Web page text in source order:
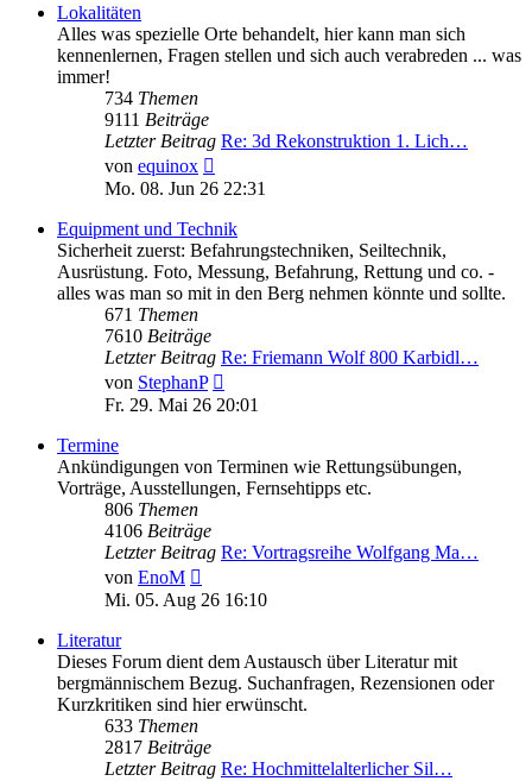
Lokalitäten
Alles was spezielle Orte behandelt, hier kann man sich
kennenlernen, Fragen stellen und sich auch verabreden ... was
immer!
734 Themen
9111 Beiträge
Letzter Beitrag Re: 3d Rekonstruktion 1. Lich…
von equinox
Beitrag
Mo. 08. Jun 26 22:31
Equipment und Technik
Sicherheit zuerst: Befahrungstechniken, Seiltechnik,
Ausrüstung. Foto, Messung, Befahrung, Rettung und co. -
alles was man so mit in den Berg nehmen könnte und sollte.
671 Themen
7610 Beiträge
Letzter Beitrag Re: Friemann Wolf 800 Karbidl…
von StephanP
Beitrag
Fr. 29. Mai 26 20:01
Termine
Ankündigungen von Terminen wie Rettungsübungen,
Vorträge, Ausstellungen, Fernsehtipps etc.
806 Themen
4106 Beiträge
Letzter Beitrag Re: Vortragsreihe Wolfgang Ma…
von EnoM
Beitrag
Mi. 05. Aug 26 16:10
Literatur
Dieses Forum dient dem Austausch über Literatur mit
bergmännischem Bezug. Suchanfragen, Rezensionen oder
Kurzkritiken sind hier erwünscht.
633 Themen
2817 Beiträge
Letzter Beitrag Re: Hochmittelalterlicher Sil…